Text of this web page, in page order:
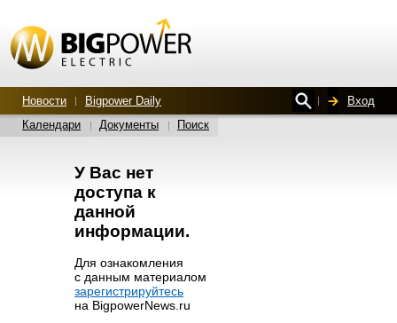
Новости Bigpower Daily
Вход
Календари
Документы Поиск
У Вас нет
доступа к
данной
информации.
Для ознакомления
с данным материалом
зарегистрируйтесь
на BigpowerNews.ru